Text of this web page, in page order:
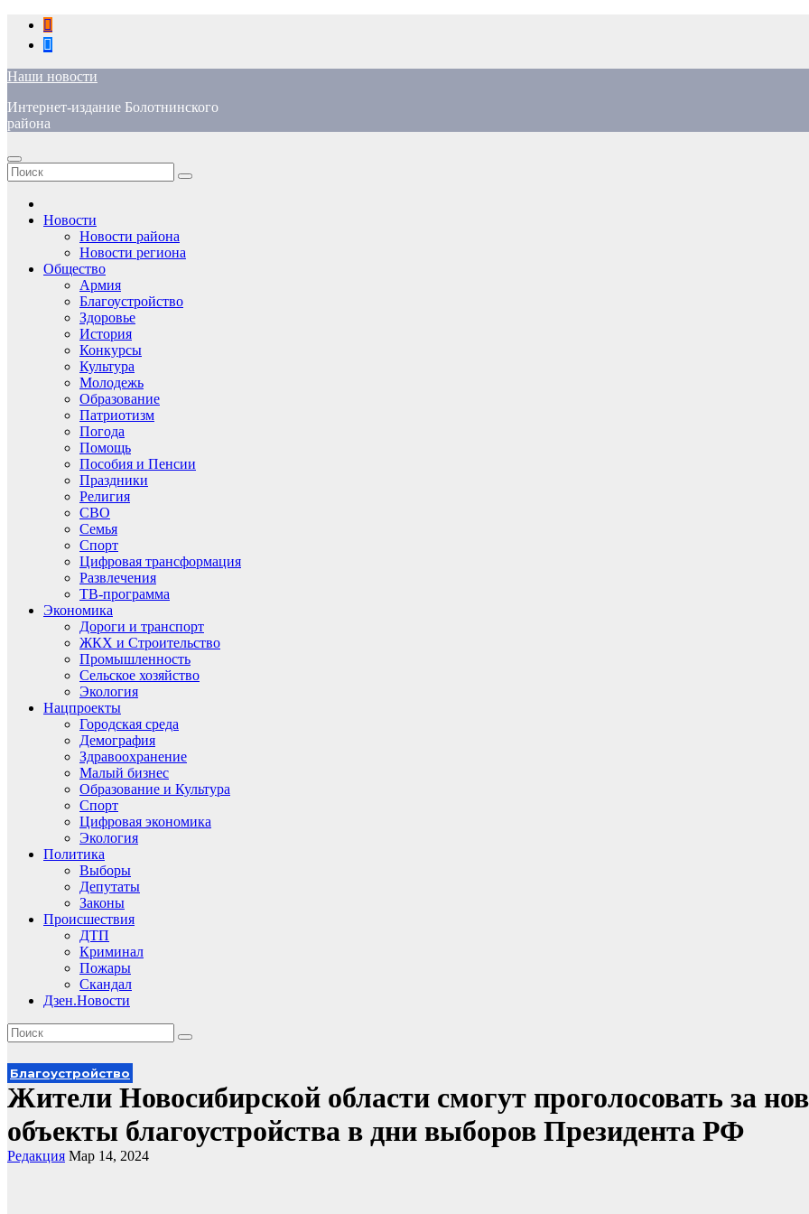
Перейти
содержимому
Наши новости
Интернет-издание Болотнинского
района
Новости
Новости района
Новости региона
Общество
Армия
Благоустройство
Здоровье
История
Конкурсы
Культура
Молодежь
Образование
Патриотизм
Погода
Помощь
Пособия и Пенсии
Праздники
Религия
СВО
Семья
Спорт
Цифровая трансформация
Развлечения
ТВ-программа
Экономика
Дороги и транспорт
ЖКХ и Строительство
Промышленность
Сельское хозяйство
Экология
Нацпроекты
Городская среда
Демография
Здравоохранение
Малый бизнес
Образование и Культура
Спорт
Цифровая экономика
Экология
Политика
Выборы
Депутаты
Законы
Происшествия
ДТП
Криминал
Пожары
Скандал
Дзен.Новости
Благоустройство
Жители Новосибирской области смогут проголосовать за
объекты благоустройства в дни выборов Президента РФ
Редакция Мар 14, 2024